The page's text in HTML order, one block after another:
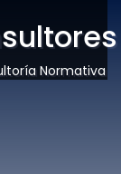
Normativa